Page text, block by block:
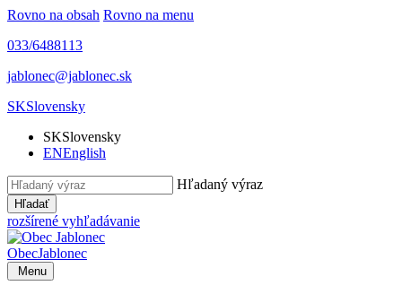
Rovno na obsah Rovno na menu
033/6488113
jablonec@jablonec.sk
SKSlovensky
SKSlovensky
ENEnglish
Hľadaný výraz
Hľadať
rozšírené vyhľadávanie
ObecJablonec
Menu